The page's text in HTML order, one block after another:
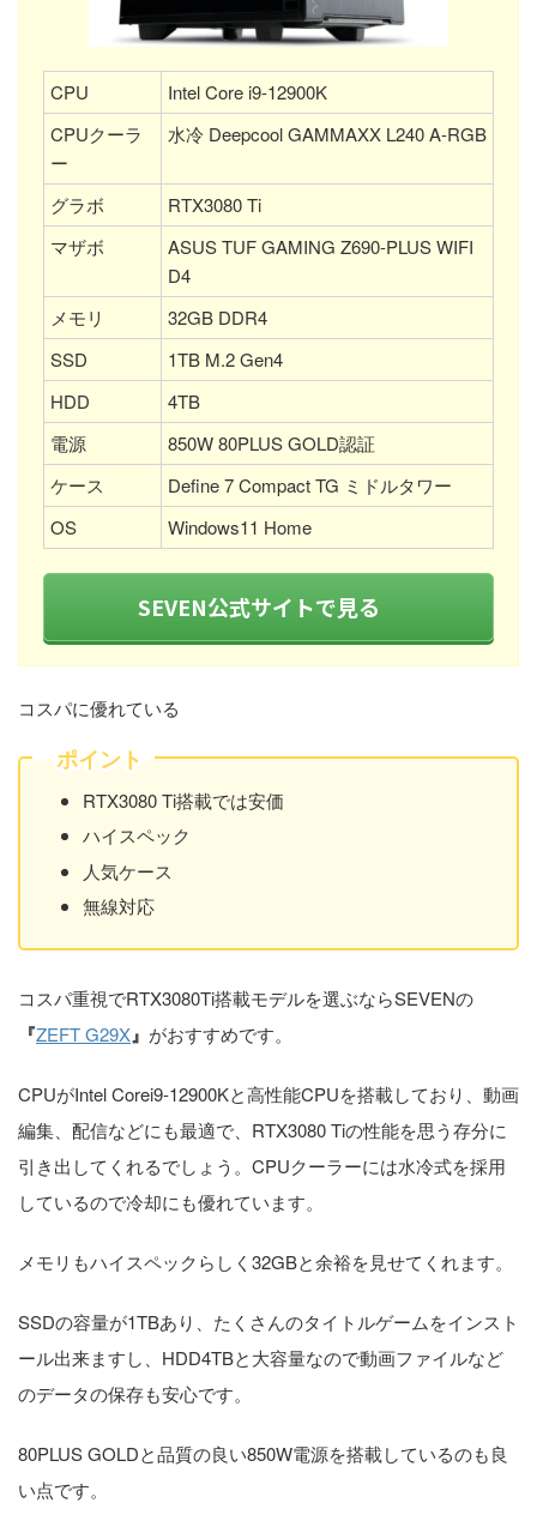
CPU
Intel Core i9-12900K
CPUクーラ
ー
水冷 Deepcool GAMMAXX L240 A-RGB
グラボ
RTX3080 Ti
マザボ
ASUS TUF GAMING Z690-PLUS WIFI
D4
メモリ
32GB DDR4
SSD
1TB M.2 Gen4
HDD
4TB
電源
850W 80PLUS GOLD認証
ケース
Define 7 Compact TG ミドルタワー
OS
Windows11 Home
SEVEN公式サイトで見る
コスパに優れている
ポイント
RTX3080 Ti搭載では安価
ハイスペック
人気ケース
無線対応
コスパ重視でRTX3080Ti搭載モデルを選ぶならSEVENの
『ZEFT G29X』 がおすすめです。
CPUがIntel Corei9-12900Kと高性能CPUを搭載しており、動画
編集、配信などにも最適で、RTX3080 Tiの性能を思う存分に
引き出してくれるでしょう。CPUクーラーには水冷式を採用
しているので冷却にも優れています。
メモリもハイスペックらしく32GBと余裕を見せてくれます。
SSDの容量が1TBあり、たくさんのタイトルゲームをインスト
ール出来ますし、HDD4TBと大容量なので動画ファイルなど
のデータの保存も安心です。
80PLUS GOLDと品質の良い850W電源を搭載しているのも良
い点です。